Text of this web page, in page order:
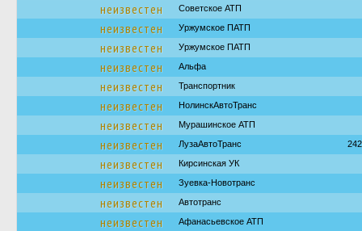
неизвестен Советское АТП
неизвестен Уржумское ПАТП
неизвестен Уржумское ПАТП
неизвестен Альфа
неизвестен Транспортник
неизвестен НолинскАвтоТранс
неизвестен Мурашинское АТП
неизвестен ЛузаАвтоТранс
неизвестен Кирсинская УК
неизвестен Зуевка-Новотранс
неизвестен Автотранс
неизвестен Афанасьевское АТП